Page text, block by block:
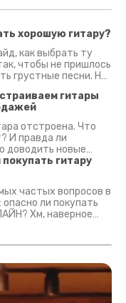
хорошую гитару?
как выбрать ту
чтобы не пришлось
грустные песни. На
гитары
отстроена. Что
И правда ли
доводить новые
кратко - да.
видео :)
гитару
частых вопросов в
ли покупать
Случись что -